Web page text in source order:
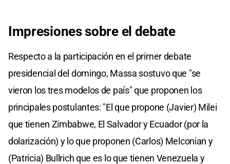
Impresiones sobre el debate
Respecto a la participación en el primer debate
presidencial del domingo, Massa sostuvo que "se
vieron los tres modelos de país" que proponen los
principales postulantes: "El que propone (Javier) Milei
que tienen Zimbabwe, El Salvador y Ecuador (por la
dolarización) y lo que proponen (Carlos) Melconian y
(Patricia) Bullrich que es lo que tienen Venezuela y